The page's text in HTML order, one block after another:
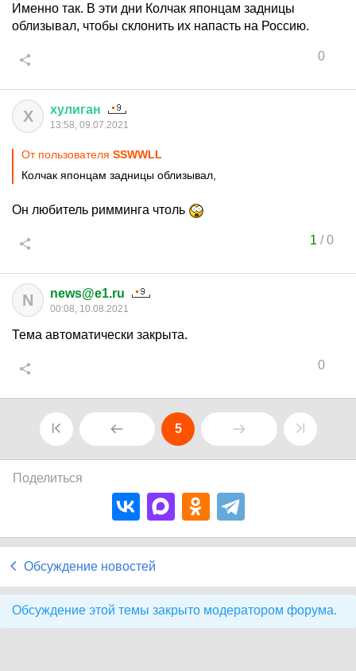
Именно так. В эти дни Колчак японцам задницы
облизывал, чтобы склонить их напасть на Россию.
0
Х хулиган
13:58, 09.07.2021
От пользователя SSWWLL
Колчак японцам задницы облизывал,
Он любитель римминга чтоль
1 /0
N news@e1.ru
00:08, 10.08.2021
Тема автоматически закрыта.
0
5
Поделиться
Обсуждение новостей
Обсуждение этой темы закрыто модератором форума.